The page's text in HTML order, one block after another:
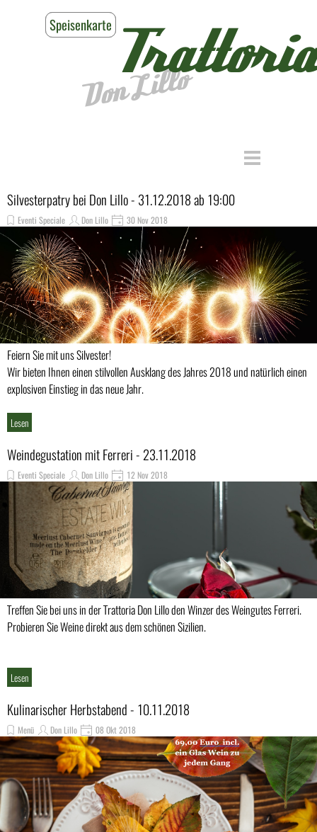
Don Lillo
Trattoria
Reservieren
Speisenkarte
Silvesterpatry bei Don Lillo - 31.12.2018 ab 19:00
Eventi Speciale Don Lillo 30 Nov 2018
Feiern Sie mit uns Silvester!
Wir bieten Ihnen einen stilvollen Ausklang des Jahres 2018 und natürlich einen
explosiven Einstieg in das neue Jahr.
Alles inclusive für nur 85€
Lesen
Weindegustation mit Ferreri - 23.11.2018
Eventi Speciale Don Lillo 12 Nov 2018
Treffen Sie bei uns in der Trattoria Don Lillo den Winzer des Weingutes Ferreri.
Probieren Sie Weine direkt aus dem schönen Sizilien.
Lesen
Kulinarischer Herbstabend - 10.11.2018
Menü Don Lillo 08 Okt 2018